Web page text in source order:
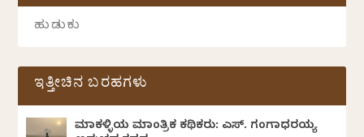
ಇತ್ತೀಚಿನ ಬರಹಗಳು
ಮಾಕಳ್ಳಿಯ ಮಾಂತ್ರಿಕ ಕಥಿಕರು: ಎಸ್. ಗಂಗಾಧರಯ್ಯ